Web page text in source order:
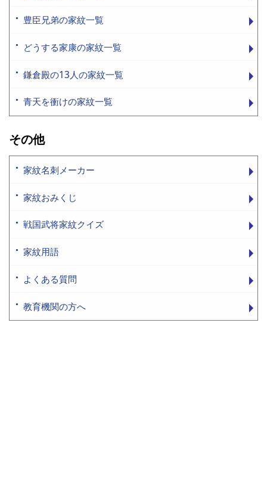
豊臣兄弟の家紋一覧
どうする家康の家紋一覧
鎌倉殿の13人の家紋一覧
青天を衝けの家紋一覧
その他
家紋名刺メーカー
家紋おみくじ
戦国武将家紋クイズ
家紋用語
よくある質問
教育機関の方へ